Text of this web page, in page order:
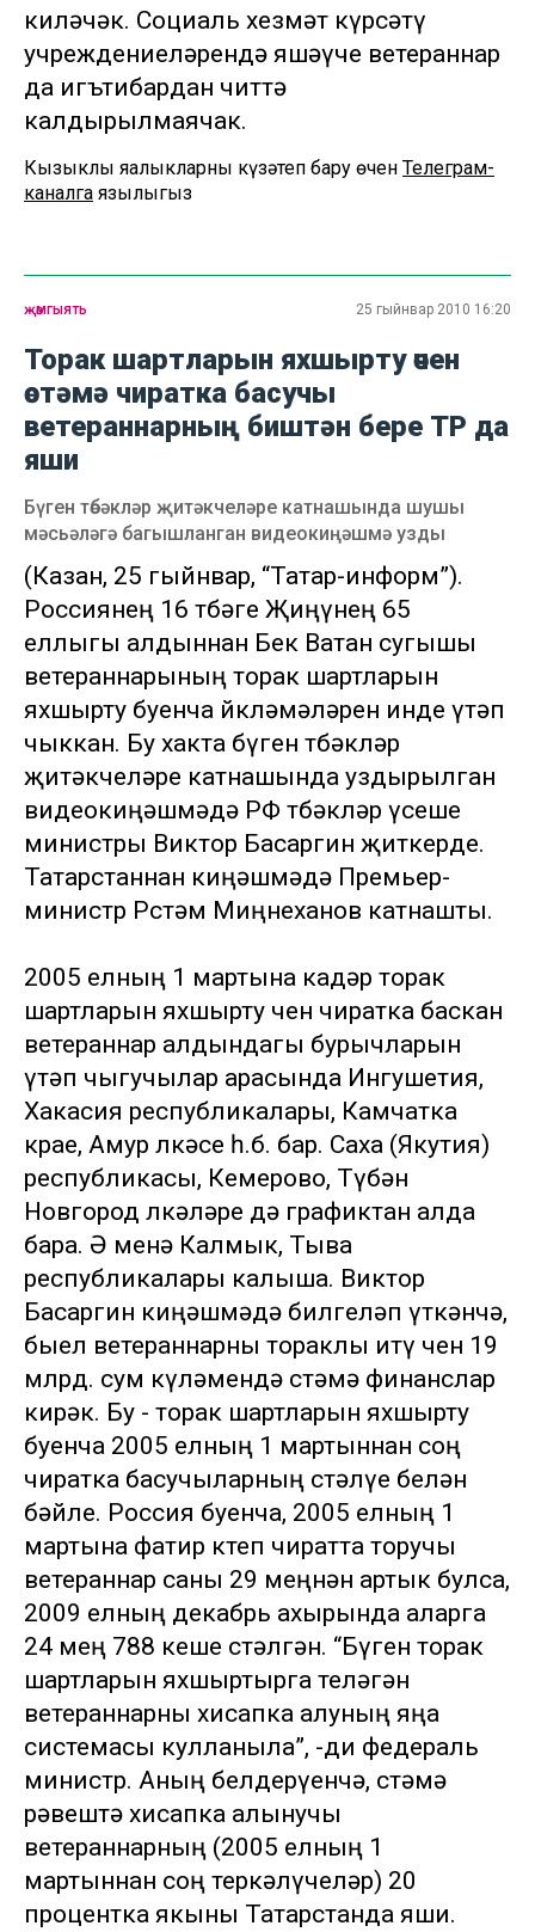
киләчәк. Социаль хезмәт күрсәтү
учреждениеләрендә яшәүче ветераннар
да игътибардан читтә
калдырылмаячак.
Кызыклы яңалыкларны күзәтеп бару өчен Телеграм-
каналга язылыгыз
җәмгыять 25 гыйнвар 2010 16:20
Торак шартларын яхшырту өчен
өстәмә чиратка басучы
ветераннарның биштән бере ТР да
яши
Бүген төбәкләр җитәкчеләре катнашында шушы
мәсьәләгә багышланган видеокиңәшмә узды
(Казан, 25 гыйнвар, “Татар-информ”).
Россиянең 16 төбәге Җиңүнең 65
еллыгы алдыннан Бөек Ватан сугышы
ветераннарының торак шартларын
яхшырту буенча йөкләмәләрен инде үтәп
чыккан. Бу хакта бүген төбәкләр
җитәкчеләре катнашында уздырылган
видеокиңәшмәдә РФ төбәкләр үсеше
министры Виктор Басаргин җиткерде.
Татарстаннан киңәшмәдә Премьер-
министр Рөстәм Миңнеханов катнашты.
2005 елның 1 мартына кадәр торак
шартларын яхшырту өчен чиратка баскан
ветераннар алдындагы бурычларын
үтәп чыгучылар арасында Ингушетия,
Хакасия республикалары, Камчатка
крае, Амур өлкәсе һ.б. бар. Саха (Якутия)
республикасы, Кемерово, Түбән
Новгород өлкәләре дә графиктан алда
бара. Ә менә Калмык, Тыва
республикалары калыша. Виктор
Басаргин киңәшмәдә билгеләп үткәнчә,
быел ветераннарны тораклы итү өчен 19
млрд. сум күләмендә өстәмә финанслар
кирәк. Бу - торак шартларын яхшырту
буенча 2005 елның 1 мартыннан соң
чиратка басучыларның өстәлүе белән
бәйле. Россия буенча, 2005 елның 1
мартына фатир көтеп чиратта торучы
ветераннар саны 29 меңнән артык булса,
2009 елның декабрь ахырында аларга
24 мең 788 кеше өстәлгән. “Бүген торак
шартларын яхшыртырга теләгән
ветераннарны хисапка алуның яңа
системасы кулланыла”, -ди федераль
министр. Аның белдерүенчә, өстәмә
рәвештә хисапка алынучы
ветераннарның (2005 елның 1
мартыннан соң теркәлүчеләр) 20
процентка якыны Татарстанда яши.